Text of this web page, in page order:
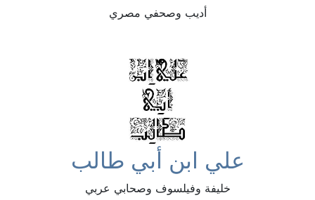
أديب وصحفي مصري
علي ابن أبي طالب
خليفة وفيلسوف وصحابي عربي